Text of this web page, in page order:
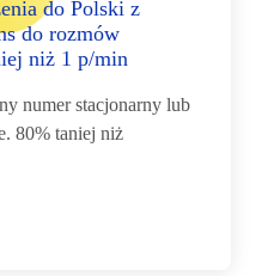
do Polski z
do rozmów
niż 1 p/min
numer stacjonarny lub
80% taniej niż